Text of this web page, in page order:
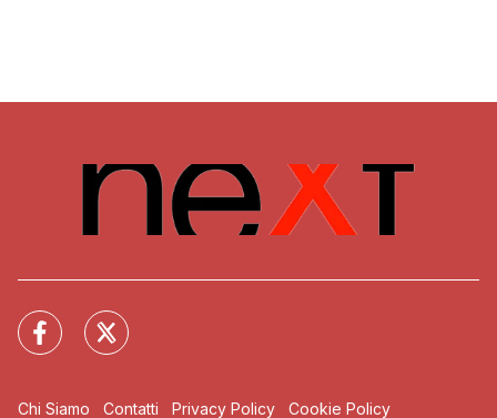
Chi Siamo Contatti Privacy Policy Cookie Policy